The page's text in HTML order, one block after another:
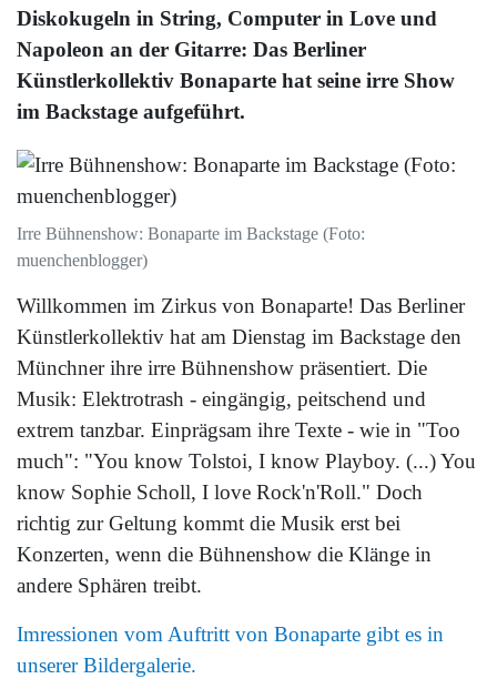
Diskokugeln in String, Computer in Love und
Napoleon an der Gitarre: Das Berliner
Künstlerkollektiv Bonaparte hat seine irre Show
im Backstage aufgeführt.
Irre Bühnenshow: Bonaparte im Backstage (Foto:
muenchenblogger)
Willkommen im Zirkus von Bonaparte! Das Berliner
Künstlerkollektiv hat am Dienstag im Backstage den
Münchner ihre irre Bühnenshow präsentiert. Die
Musik: Elektrotrash - eingängig, peitschend und
extrem tanzbar. Einprägsam ihre Texte - wie in "Too
much": "You know Tolstoi, I know Playboy. (...) You
know Sophie Scholl, I love Rock'n'Roll." Doch
richtig zur Geltung kommt die Musik erst bei
Konzerten, wenn die Bühnenshow die Klänge in
andere Sphären treibt.
Imressionen vom Auftritt von Bonaparte gibt es in
unserer Bildergalerie.